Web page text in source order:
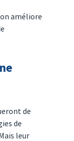
améliore
de
de
leur